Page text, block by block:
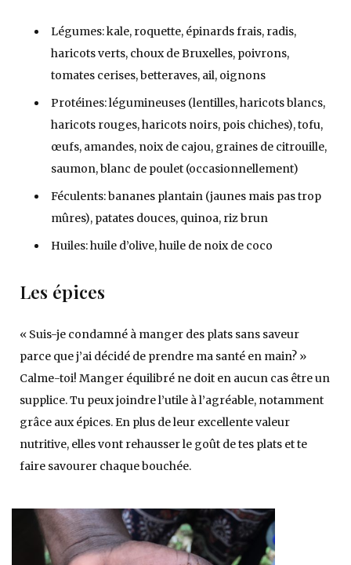
Légumes: kale, roquette, épinards frais, radis,
haricots verts, choux de Bruxelles, poivrons,
tomates cerises, betteraves, ail, oignons
Protéines: légumineuses (lentilles, haricots blancs,
haricots rouges, haricots noirs, pois chiches), tofu,
œufs, amandes, noix de cajou, graines de citrouille,
saumon, blanc de poulet (occasionnellement)
Féculents: bananes plantain (jaunes mais pas trop
mûres), patates douces, quinoa, riz brun
Huiles: huile d’olive, huile de noix de coco
Les épices
« Suis-je condamné à manger des plats sans saveur
parce que j’ai décidé de prendre ma santé en main? »
Calme-toi! Manger équilibré ne doit en aucun cas être un
supplice. Tu peux joindre l’utile à l’agréable, notamment
grâce aux épices. En plus de leur excellente valeur
nutritive, elles vont rehausser le goût de tes plats et te
faire savourer chaque bouchée.